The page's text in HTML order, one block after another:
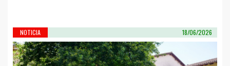
NOTICIA 18/06/2026